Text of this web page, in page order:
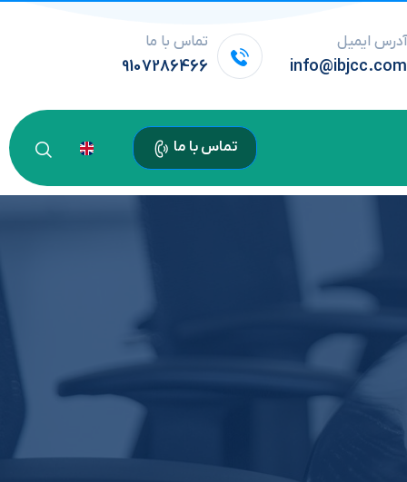
آدرس ایمیل
info@ibjcc.com
تماس با ما
9107286466
تماس با ما